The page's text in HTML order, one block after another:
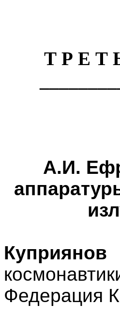
Т Р Е Т
А.И.
Федерация